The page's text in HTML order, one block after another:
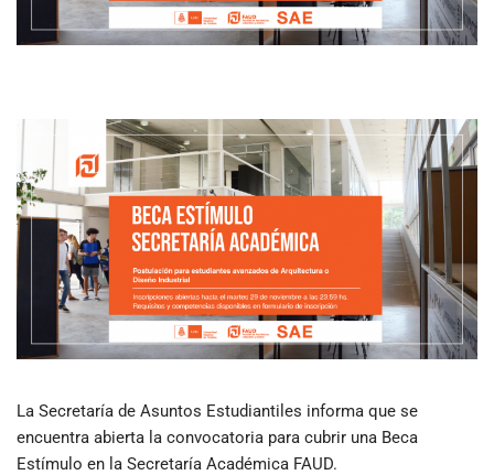
La Secretaría de Asuntos Estudiantiles informa que se
encuentra abierta la convocatoria para cubrir una Beca
Estímulo en la Secretaría Académica FAUD.